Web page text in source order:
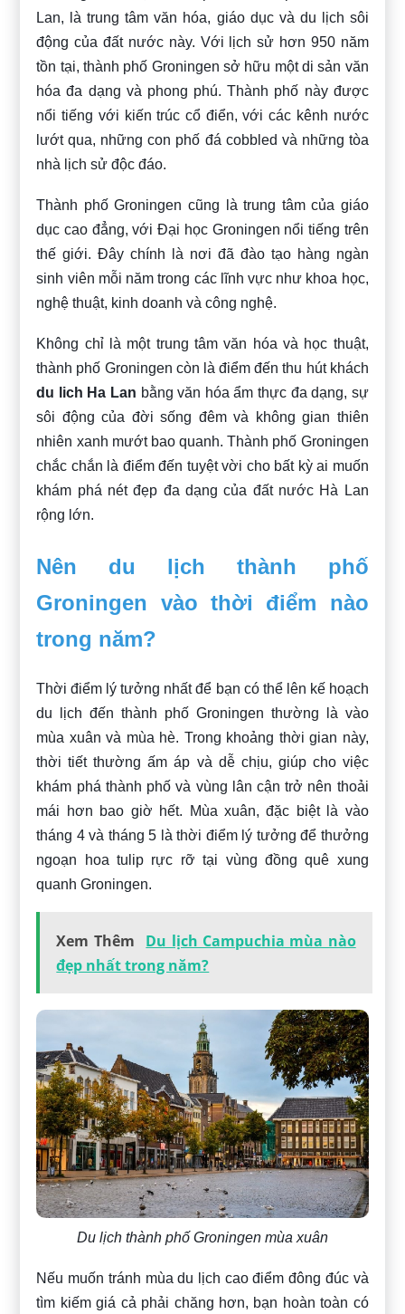
Lan, là trung tâm văn hóa, giáo dục và du lịch sôi
động của đất nước này. Với lịch sử hơn 950 năm
tồn tại, thành phố Groningen sở hữu một di sản văn
hóa đa dạng và phong phú. Thành phố này được
nổi tiếng với kiến trúc cổ điển, với các kênh nước
lướt qua, những con phố đá cobbled và những tòa
nhà lịch sử độc đáo.
Thành phố Groningen cũng là trung tâm của giáo
dục cao đẳng, với Đại học Groningen nổi tiếng trên
thế giới. Đây chính là nơi đã đào tạo hàng ngàn
sinh viên mỗi năm trong các lĩnh vực như khoa học,
nghệ thuật, kinh doanh và công nghệ.
Không chỉ là một trung tâm văn hóa và học thuật,
thành phố Groningen còn là điểm đến thu hút khách
du lich Ha Lan bằng văn hóa ẩm thực đa dạng, sự
sôi động của đời sống đêm và không gian thiên
nhiên xanh mướt bao quanh. Thành phố Groningen
chắc chắn là điểm đến tuyệt vời cho bất kỳ ai muốn
khám phá nét đẹp đa dạng của đất nước Hà Lan
rộng lớn.
Nên du lịch thành phố
Groningen vào thời điểm nào
trong năm?
Thời điểm lý tưởng nhất để bạn có thể lên kế hoạch
du lịch đến thành phố Groningen thường là vào
mùa xuân và mùa hè. Trong khoảng thời gian này,
thời tiết thường ấm áp và dễ chịu, giúp cho việc
khám phá thành phố và vùng lân cận trở nên thoải
mái hơn bao giờ hết. Mùa xuân, đặc biệt là vào
tháng 4 và tháng 5 là thời điểm lý tưởng để thưởng
ngoạn hoa tulip rực rỡ tại vùng đồng quê xung
quanh Groningen.
Xem Thêm
Du lịch Campuchia mùa nào
đẹp nhất trong năm?
Du lịch thành phố Groningen mùa xuân
Nếu muốn tránh mùa du lịch cao điểm đông đúc và
tìm kiếm giá cả phải chăng hơn, bạn hoàn toàn có